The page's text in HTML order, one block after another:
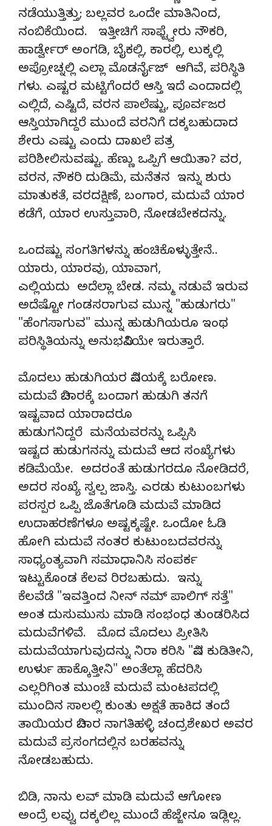
ನಡೆಯುತ್ತಿತ್ತು; ಬಲ್ಲವರ ಒಂದೇ ಮಾತಿನಿಂದ,
ನಂಬಿಕೆಯಿಂದ. ಇತ್ತೀಚಿಗೆ ಸಾಫ್ಟ್ವೇರು ನೌಕರಿ,
ಹಾರ್ಡ್ವೇರ್ ಅಂಗಡಿ, ಬೈಕಲ್ಲಿ, ಕಾರಲ್ಲಿ, ಲುಕ್ಕಲ್ಲಿ
ಅಪ್ರೋಚ್ನಲ್ಲಿ ಎಲ್ಲಾ ಮೊಡರ್ನೈಜ್ ಆಗಿವೆ, ಪರಿಸ್ಥಿತಿ
ಗಳು. ಎಷ್ಟರ ಮಟ್ಟಿಗೆಂದರೆ ಆಸ್ತಿ ಇದೆ ಎಂದಾದಲ್ಲಿ
ಎಲ್ಲಿದೆ, ಎಷ್ಟಿದೆ, ವರನ ಪಾಲೆಷ್ಟು, ಪೂರ್ವಜರ
ಆಸ್ತಿಯಾಗಿದ್ದರೆ ಮುಂದೆ ವರನಿಗೆ ದಕ್ಕಬಹುದಾದ
ಶೇರು ಎಷ್ಟು ಎಂದು ದಾಖಲೆ ಪತ್ರ
ಪರಿಶೀಲಿಸುವಷ್ಟು. ಹೆಣ್ಣು ಒಪ್ಪಿಗೆ ಆಯಿತಾ? ವರ,
ವರನ, ನೌಕರಿ ದುಡಿಮೆ, ಮನೆತನ ಇನ್ನು ಶುರು
ಮಾತುಕತೆ, ವರದಕ್ಷಿಣೆ, ಬಂಗಾರ, ಮದುವೆ ಯಾರ
ಕಡೆಗೆ, ಯಾರ ಉಸ್ತುವಾರಿ, ನೋಡಬೇಕದನ್ನು.
ಒಂದಷ್ಟು ಸಂಗತಿಗಳನ್ನು ಹಂಚಿಕೊಳ್ಳುತ್ತೇನೆ..
ಯಾರು, ಯಾರವು, ಯಾವಾಗ,
ಎಲ್ಲಿಯದು ಅದೆಲ್ಲಾ ಬೇಡ. ನಮ್ಮ ನಡುವೆ ಇರುವ
ಅದೆಷ್ಟೋ ಗಂಡಸರಾಗುವ ಮುನ್ನ "ಹುಡುಗರು"
"ಹೆಂಗಸಾಗುವ" ಮುನ್ನ ಹುಡುಗಿಯರೂ ಇಂಥ
ಪರಿಸ್ಥಿತಿಯನ್ನು ಅನುಭವಿಸಿಯೇ ಇರುತ್ತಾರೆ.
ಮೊದಲು ಹುಡುಗಿಯರ ವಿಷಯಕ್ಕೆ ಬರೋಣ.
ಮದುವೆ ವಿಚಾರಕ್ಕೆ ಬಂದಾಗ ಹುಡುಗಿ ತನಗೆ
ಇಷ್ಟವಾದ ಯಾರಾದರೂ
ಹುಡುಗನಿದ್ದರೆ ಮನೆಯವರನ್ನು ಒಪ್ಪಿಸಿ
ಇಷ್ಟದ ಹುಡುಗನನ್ನು ಮದುವೆ ಆದ ಸಂಖ್ಯೆಗಳು
ಕಡಿಮೆಯೇ. ಅದರಂತೆ ಹುಡುಗರದೂ ನೋಡಿದರೆ,
ಅದರ ಸಂಖ್ಯೆ ಸ್ವಲ್ಪ ಜಾಸ್ತಿ. ಎರಡು ಕುಟುಂಬಗಳು
ಪರಸ್ಪರ ಒಪ್ಪಿ ಜೊತೆಗೂಡಿ ಮದುವೆ ಮಾಡಿದ
ಉದಾಹರಣೆಗಳೂ ಅಷ್ಟಕ್ಕಷ್ಟೇ. ಒಂದೋ ಓಡಿ
ಹೋಗಿ ಮದುವೆ ನಂತರ ಕುಟುಂಬದವರನ್ನು
ಸಾಧ್ಯಂತ್ಯವಾಗಿ ಸಮಾಧಾನಿಸಿ ಸಂಪರ್ಕ
ಇಟ್ಟುಕೊಂಡ ಕೆಲವ ರಿರಬಹುದು. ಇನ್ನು
ಕೆಲವೆಡೆ "ಇವತ್ತಿಂದ ನೀನ್ ನಮ್ ಪಾಲಿಗ್ ಸತ್ತೆ"
ಅಂತ ದುಸುಮುಸು ಮಾಡಿ ಸಂಭಂಧ ತುಂಡರಿಸಿದ
ಮದುವೆಗಳಿವೆ. ಮೊದ ಮೊದಲು ಪ್ರೀತಿಸಿ
ಮದುವೆಯಾಗುವುದನ್ನು ನಿರಾ ಕರಿಸಿ "ವಿಷ ಕುಡಿತೀನಿ,
ಉರ್ಳು ಹಾಕ್ಕೊತ್ತೀನಿ" ಅಂತೆಲ್ಲಾ ಹೆದರಿಸಿ
ಎಲ್ಲರಿಗಿಂತ ಮುಂಚೆ ಮದುವೆ ಮಂಟಪದಲ್ಲಿ
ಮುಂದಿನ ಸಾಲಲ್ಲಿ ಕುಂತು ಅಕ್ಷತೆ ಹಾಕಿದ ತಂದೆ
ತಾಯಿಯರ ವಿಚಾರ ನಾಗತಿಹಳ್ಳಿ ಚಂದ್ರಶೇಖರ ಅವರ
ಮದುವೆ ಪ್ರಸಂಗದಲ್ಲಿನ ಬರಹವನ್ನು
ನೋಡಬಹುದು.
ಬಿಡಿ, ನಾನು ಲವ್ ಮಾಡಿ ಮದುವೆ ಆಗೋಣ
ಅಂದ್ರೆ ಲವ್ವು ದಕ್ಕಲಿಲ್ಲ ಮುಂದೆ ಹೆಜ್ಜೇನೂ ಇಡ್ಲಿಲ್ಲ.